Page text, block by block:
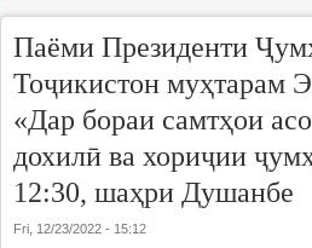
АСОСӢ
РАИСИ НОҲИЯ
Тарҷумаи ҳол
Паёму табрикот
Суханрониҳо
Боздидҳо
Паёми Президенти
Тоҷикистон муҳтарам
«Дар бораи самтҳои
дохилӣ ва хориҷии
12:30, шаҳри Душанбе
Fri, 12/23/2022 - 15:12